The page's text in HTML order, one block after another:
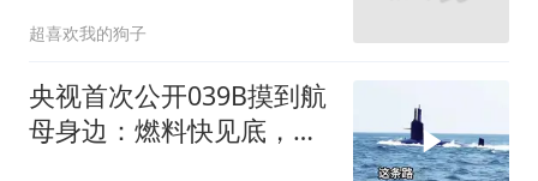
超喜欢我的狗子
央视首次公开039B摸到航
母身边：燃料快见底，掉